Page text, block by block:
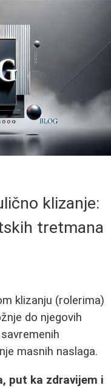
klizanje:
tretmana
klizanju (rolerima)
do njegovih
masnih naslaga.
put ka zdravijem i